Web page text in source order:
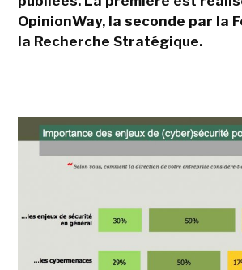
OpinionWay, la seconde par la
la Recherche Stratégique.